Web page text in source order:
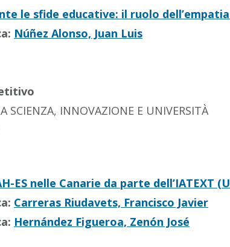
le sfide educative: il ruolo
Núñez Alonso, Juan Luis
SCIENZA, INNOVAZIONE E UNIVERSITÀ
ES nelle Canarie da parte dell’IATEXT
Carreras Riudavets, Francisco Javier
Hernández Figueroa, Zenón José